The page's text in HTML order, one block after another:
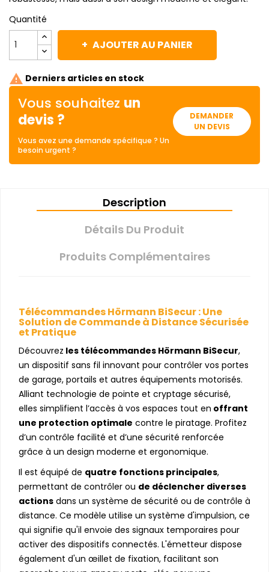
Quantité
AJOUTER AU PANIER
 Derniers articles en stock
Vous souhaitez un
devis ?
Vous avez une demande spécifique ? Un
besoin urgent ?
DEMANDER
UN DEVIS
Description
Détails Du Produit
Produits Complémentaires
Télécommandes Hörmann BiSecur : Une
Solution de Commande à Distance Sécurisée
et Pratique
Découvrez les télécommandes Hörmann BiSecur,
un dispositif sans fil innovant pour contrôler vos portes
de garage, portails et autres équipements motorisés.
Alliant technologie de pointe et cryptage sécurisé,
elles simplifient l’accès à vos espaces tout en offrant
une protection optimale contre le piratage. Profitez
d’un contrôle facilité et d’une sécurité renforcée
grâce à un design moderne et ergonomique.
Il est équipé de quatre fonctions principales,
permettant de contrôler ou de déclencher diverses
actions dans un système de sécurité ou de contrôle à
distance. Ce modèle utilise un système d'impulsion, ce
qui signifie qu'il envoie des signaux temporaires pour
activer des dispositifs connectés. L'émetteur dispose
également d'un œillet de fixation, facilitant son